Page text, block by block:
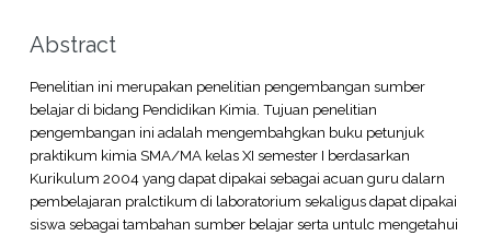
Abstract
Penelitian ini merupakan penelitian pengembangan sumber
belajar di bidang Pendidikan Kimia. Tujuan penelitian
pengembangan ini adalah mengembahgkan buku petunjuk
praktikum kimia SMA/MA kelas XI semester I berdasarkan
Kurikulum 2004 yang dapat dipakai sebagai acuan guru dalarn
pembelajaran pralctikum di laboratorium sekaligus dapat dipakai
siswa sebagai tambahan sumber belajar serta untulc mengetahui